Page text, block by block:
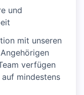
und
mit unseren
verfügen
mindestens